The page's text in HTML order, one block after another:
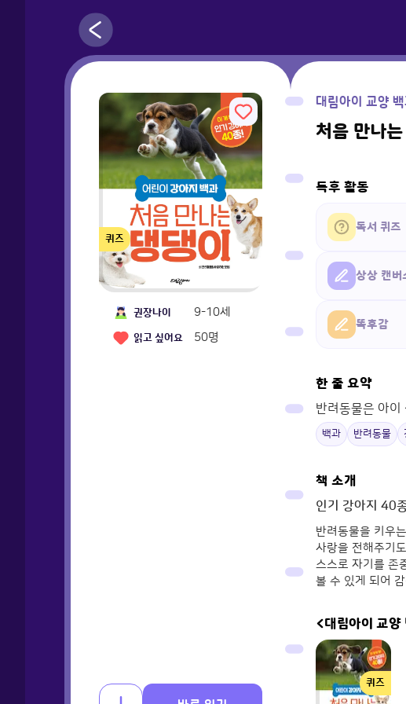
퀴즈
권장나이 9-10세
읽고 싶어요 50명
대림아이 교양
처음 만나는
독후 활동
독서 퀴즈
상상 캔버
똑후감
한 줄 요약
반려동물은 아
백과 반려동물
책 소개
인기 강아지 40
반려동물을 키우
사랑을 전해주기
스스로 자기를 존
볼 수 있게 되어
<대림아이 교양
퀴즈